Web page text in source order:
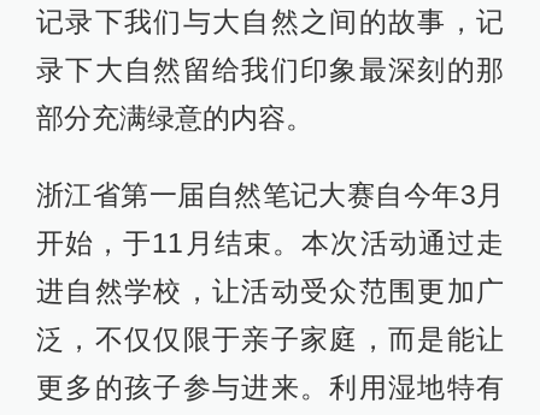
记录下我们与大自然之间的故事，记
录下大自然留给我们印象最深刻的那
部分充满绿意的内容。
浙江省第一届自然笔记大赛自今年3月
开始，于11月结束。本次活动通过走
进自然学校，让活动受众范围更加广
泛，不仅仅限于亲子家庭，而是能让
更多的孩子参与进来。利用湿地特有